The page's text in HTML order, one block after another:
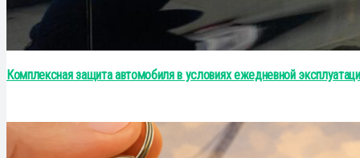
Комплексная защита автомобиля в условиях ежедневной